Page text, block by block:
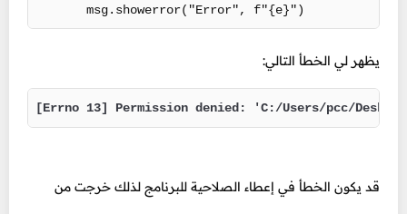
        msg.showerror("Error", f"{e}")
يظهر لي الخطأ التالي:
[Errno 13] Permission denied: 'C:/Users/pcc/
قد يكون الخطأ في إعطاء الصلاحية للبرنامج لذلك خرجت من